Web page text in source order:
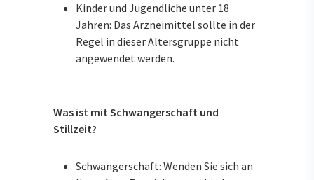
Kinder und Jugendliche unter 18
Jahren: Das Arzneimittel sollte in der
Regel in dieser Altersgruppe nicht
angewendet werden.
Was ist mit Schwangerschaft und
Stillzeit?
Schwangerschaft: Wenden Sie sich an